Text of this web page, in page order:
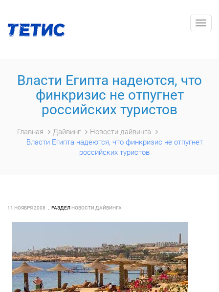
Власти Египта надеются, что
финкризис не отпугнет
российских туристов
Главная Дайвинг
Новости дайвинга
Власти Египта надеются, что финкризис не отпугнет
российских туристов
11 НОЯБРЯ 2008 РАЗДЕЛ НОВОСТИ ДАЙВИНГА